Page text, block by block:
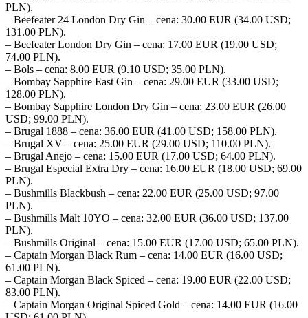
PLN).
– Beefeater 24 London Dry Gin – cena: 30.00 EUR (34.00 USD;
131.00 PLN).
– Beefeater London Dry Gin – cena: 17.00 EUR (19.00 USD;
74.00 PLN).
– Bols – cena: 8.00 EUR (9.10 USD; 35.00 PLN).
– Bombay Sapphire East Gin – cena: 29.00 EUR (33.00 USD;
128.00 PLN).
– Bombay Sapphire London Dry Gin – cena: 23.00 EUR (26.00
USD; 99.00 PLN).
– Brugal 1888 – cena: 36.00 EUR (41.00 USD; 158.00 PLN).
– Brugal XV – cena: 25.00 EUR (29.00 USD; 110.00 PLN).
– Brugal Anejo – cena: 15.00 EUR (17.00 USD; 64.00 PLN).
– Brugal Especial Extra Dry – cena: 16.00 EUR (18.00 USD; 69.00
PLN).
– Bushmills Blackbush – cena: 22.00 EUR (25.00 USD; 97.00
PLN).
– Bushmills Malt 10YO – cena: 32.00 EUR (36.00 USD; 137.00
PLN).
– Bushmills Original – cena: 15.00 EUR (17.00 USD; 65.00 PLN).
– Captain Morgan Black Rum – cena: 14.00 EUR (16.00 USD;
61.00 PLN).
– Captain Morgan Black Spiced – cena: 19.00 EUR (22.00 USD;
83.00 PLN).
– Captain Morgan Original Spiced Gold – cena: 14.00 EUR (16.00